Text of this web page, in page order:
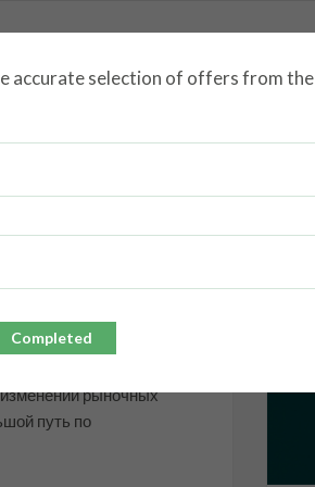
рыночных
путь по
accurate selection of offers from the
Completed